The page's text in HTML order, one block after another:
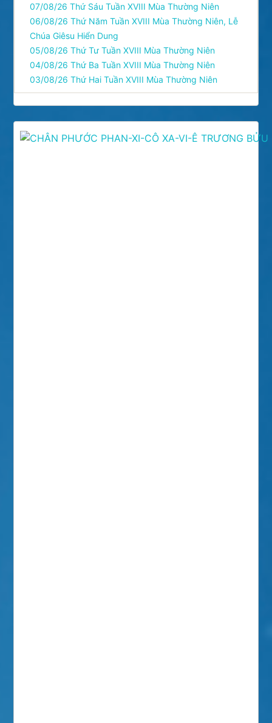
07/08/26 Thứ Sáu Tuần XVIII Mùa Thường Niên
06/08/26 Thứ Năm Tuần XVIII Mùa Thường Niên, Lễ
Chúa Giêsu Hiển Dung
05/08/26 Thứ Tư Tuần XVIII Mùa Thường Niên
04/08/26 Thứ Ba Tuần XVIII Mùa Thường Niên
03/08/26 Thứ Hai Tuần XVIII Mùa Thường Niên